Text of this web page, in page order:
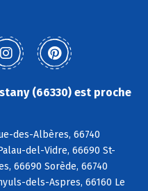
(66330) est proche
des-Albères, 66740
del-Vidre, 66690 St-
66690 Sorède, 66740
dels-Aspres, 66160 Le